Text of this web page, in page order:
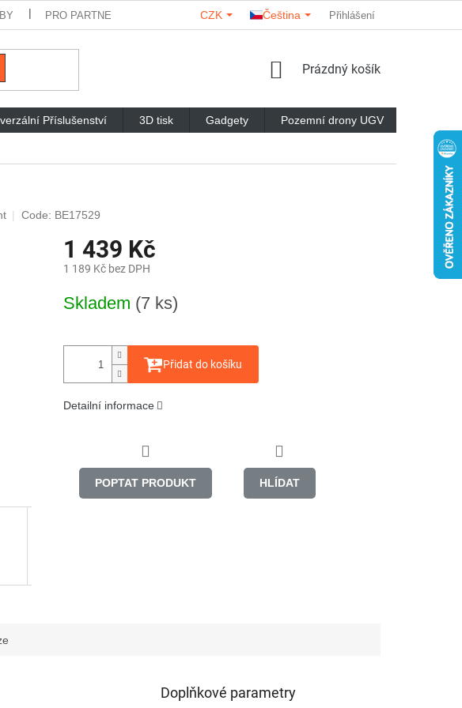
PRO PARTNERY KONTAKTY HODNOCENÍ OBCHODU
CZK Čeština Přihlášení
NÁKUPNÍ
Prázdný košík
Příslušenství 3D tisk Gadgety Pozemní drony UGV
Code: BE17529
1 439 Kč
1 189 Kč bez DPH
cena:
Skladem (7 ks)
Přidat do košíku
Detailní informace
POPTAT PRODUKT HLÍDAT
Doplňkové parametry